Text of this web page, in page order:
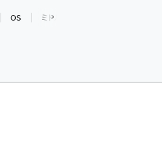
利の絆～
OS ミドルウェア